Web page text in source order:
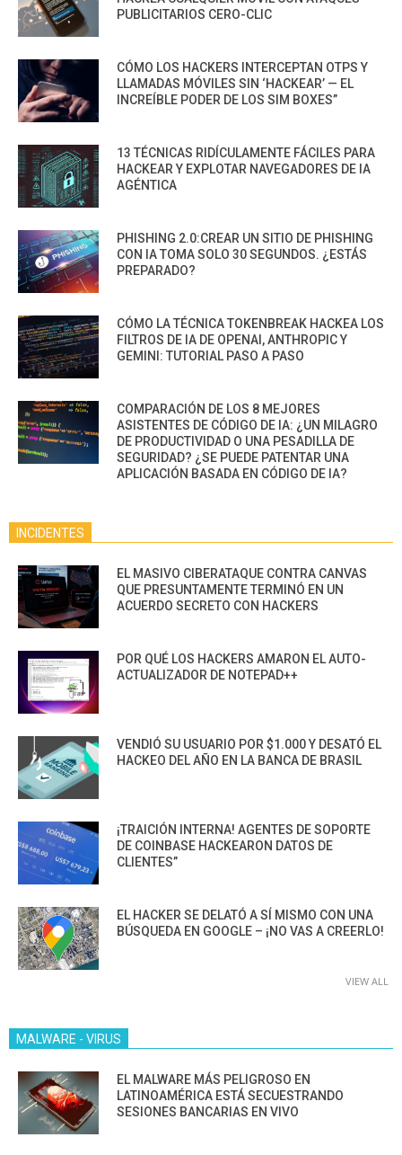
PUBLICITARIOS CERO-CLIC
CÓMO LOS HACKERS INTERCEPTAN OTPS Y
LLAMADAS MÓVILES SIN ‘HACKEAR’ — EL
INCREÍBLE PODER DE LOS SIM BOXES”
13 TÉCNICAS RIDÍCULAMENTE FÁCILES PARA
HACKEAR Y EXPLOTAR NAVEGADORES DE IA
AGÉNTICA
PHISHING 2.0:CREAR UN SITIO DE PHISHING
CON IA TOMA SOLO 30 SEGUNDOS. ¿ESTÁS
PREPARADO?
CÓMO LA TÉCNICA TOKENBREAK HACKEA LOS
FILTROS DE IA DE OPENAI, ANTHROPIC Y
GEMINI: TUTORIAL PASO A PASO
COMPARACIÓN DE LOS 8 MEJORES
ASISTENTES DE CÓDIGO DE IA: ¿UN MILAGRO
DE PRODUCTIVIDAD O UNA PESADILLA DE
SEGURIDAD? ¿SE PUEDE PATENTAR UNA
APLICACIÓN BASADA EN CÓDIGO DE IA?
INCIDENTES
EL MASIVO CIBERATAQUE CONTRA CANVAS
QUE PRESUNTAMENTE TERMINÓ EN UN
ACUERDO SECRETO CON HACKERS
POR QUÉ LOS HACKERS AMARON EL AUTO-
ACTUALIZADOR DE NOTEPAD++
VENDIÓ SU USUARIO POR $1.000 Y DESATÓ EL
HACKEO DEL AÑO EN LA BANCA DE BRASIL
¡TRAICIÓN INTERNA! AGENTES DE SOPORTE
DE COINBASE HACKEARON DATOS DE
CLIENTES”
EL HACKER SE DELATÓ A SÍ MISMO CON UNA
BÚSQUEDA EN GOOGLE – ¡NO VAS A CREERLO!
VIEW ALL
MALWARE - VIRUS
EL MALWARE MÁS PELIGROSO EN
LATINOAMÉRICA ESTÁ SECUESTRANDO
SESIONES BANCARIAS EN VIVO